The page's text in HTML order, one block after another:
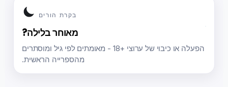
בקרת הורים
מאוחר בלילה?
הפעלה או כיבוי של ערוצי +18 - מאומתים לפי גיל ומוסתרים
מהספרייה הראשית.